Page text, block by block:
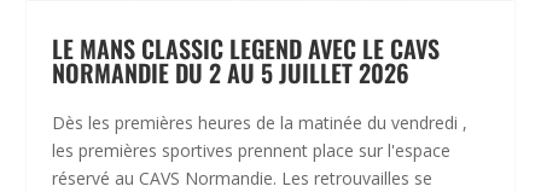
LE MANS CLASSIC LEGEND AVEC LE CAVS
NORMANDIE DU 2 AU 5 JUILLET 2026
Dès les premières heures de la matinée du vendredi ,
les premières sportives prennent place sur l'espace
réservé au CAVS Normandie. Les retrouvailles se